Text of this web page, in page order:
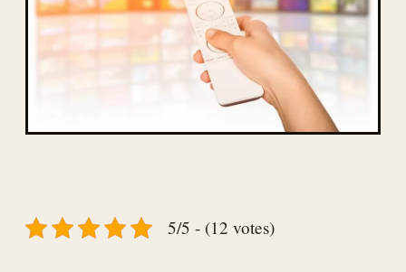
5/5 - (12 votes)